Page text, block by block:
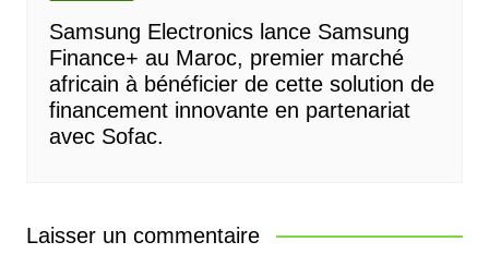
Samsung Electronics lance Samsung
Finance+ au Maroc, premier marché
africain à bénéficier de cette solution de
financement innovante en partenariat
avec Sofac.
Laisser un commentaire